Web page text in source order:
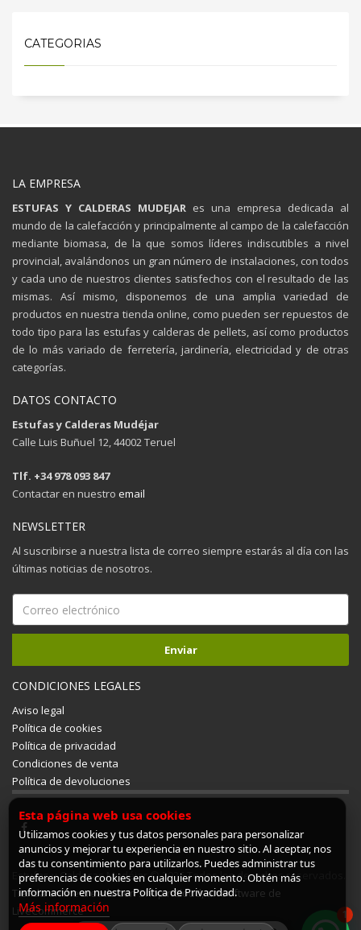
CATEGORIAS
LA EMPRESA
ESTUFAS Y CALDERAS MUDEJAR es una empresa dedicada al
mundo de la calefacción y principalmente al campo de la calefacción
mediante biomasa, de la que somos líderes indiscutibles a nivel
provincial, avalándonos un gran número de instalaciones, con todos
y cada uno de nuestros clientes satisfechos con el resultado de las
mismas. Así mismo, disponemos de una amplia variedad de
productos en nuestra tienda online, como pueden ser repuestos de
todo tipo para las estufas y calderas de pellets, así como productos
de lo más variado de ferretería, jardinería, electricidad y de otras
categorías.
DATOS CONTACTO
Estufas y Calderas Mudéjar
Calle Luis Buñuel 12, 44002 Teruel
Tlf. +34 978 093 847
Contactar en nuestro email
NEWSLETTER
Al suscribirse a nuestra lista de correo siempre estarás al día con las
últimas noticias de nosotros.
CONDICIONES LEGALES
Aviso legal
Política de cookies
Política de privacidad
Condiciones de venta
Política de devoluciones
Estufas y Calderas Mudéjar © 2026 Todos los derechos reservados.
Tienda online creada con ShopinCloud, un software de
LiveCommerce
1
Esta página web usa cookies
Utilizamos cookies y tus datos personales para personalizar
anuncios y mejorar tu experiencia en nuestro sitio. Al aceptar, nos
das tu consentimiento para utilizarlos. Puedes administrar tus
preferencias de cookies en cualquier momento. Obtén más
información en nuestra Política de Privacidad.
Más información